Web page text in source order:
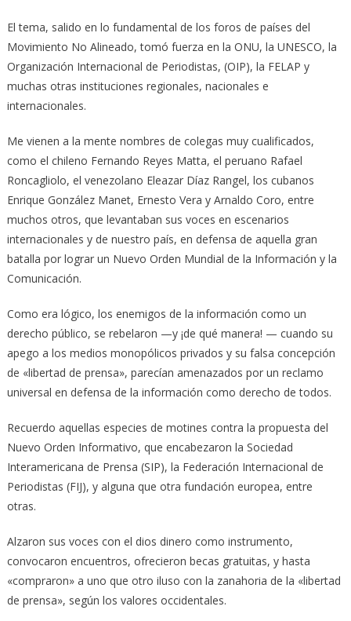
El tema, salido en lo fundamental de los foros de países del
Movimiento No Alineado, tomó fuerza en la ONU, la UNESCO, la
Organización Internacional de Periodistas, (OIP), la FELAP y
muchas otras instituciones regionales, nacionales e
internacionales.
Me vienen a la mente nombres de colegas muy cualificados,
como el chileno Fernando Reyes Matta, el peruano Rafael
Roncagliolo, el venezolano Eleazar Díaz Rangel, los cubanos
Enrique González Manet, Ernesto Vera y Arnaldo Coro, entre
muchos otros, que levantaban sus voces en escenarios
internacionales y de nuestro país, en defensa de aquella gran
batalla por lograr un Nuevo Orden Mundial de la Información y la
Comunicación.
Como era lógico, los enemigos de la información como un
derecho público, se rebelaron —y ¡de qué manera! — cuando su
apego a los medios monopólicos privados y su falsa concepción
de «libertad de prensa», parecían amenazados por un reclamo
universal en defensa de la información como derecho de todos.
Recuerdo aquellas especies de motines contra la propuesta del
Nuevo Orden Informativo, que encabezaron la Sociedad
Interamericana de Prensa (SIP), la Federación Internacional de
Periodistas (FIJ), y alguna que otra fundación europea, entre
otras.
Alzaron sus voces con el dios dinero como instrumento,
convocaron encuentros, ofrecieron becas gratuitas, y hasta
«compraron» a uno que otro iluso con la zanahoria de la «libertad
de prensa», según los valores occidentales.